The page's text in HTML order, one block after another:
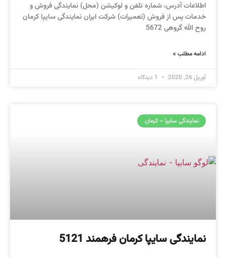
اطلاعات آدرس، شماره تلفن و لوکیشن (محل) نمایندگی فروش و
خدمات پس از فروش (تعمیرات) شرکت ایران نمایندگی سایپا کرمان
روح الله گروهی 5672
ادامه مطلب »
آوریل 26, 2020
نمایندگی سایپا – کرمان
نمایندگی سایپا کرمان فرهمند 5121